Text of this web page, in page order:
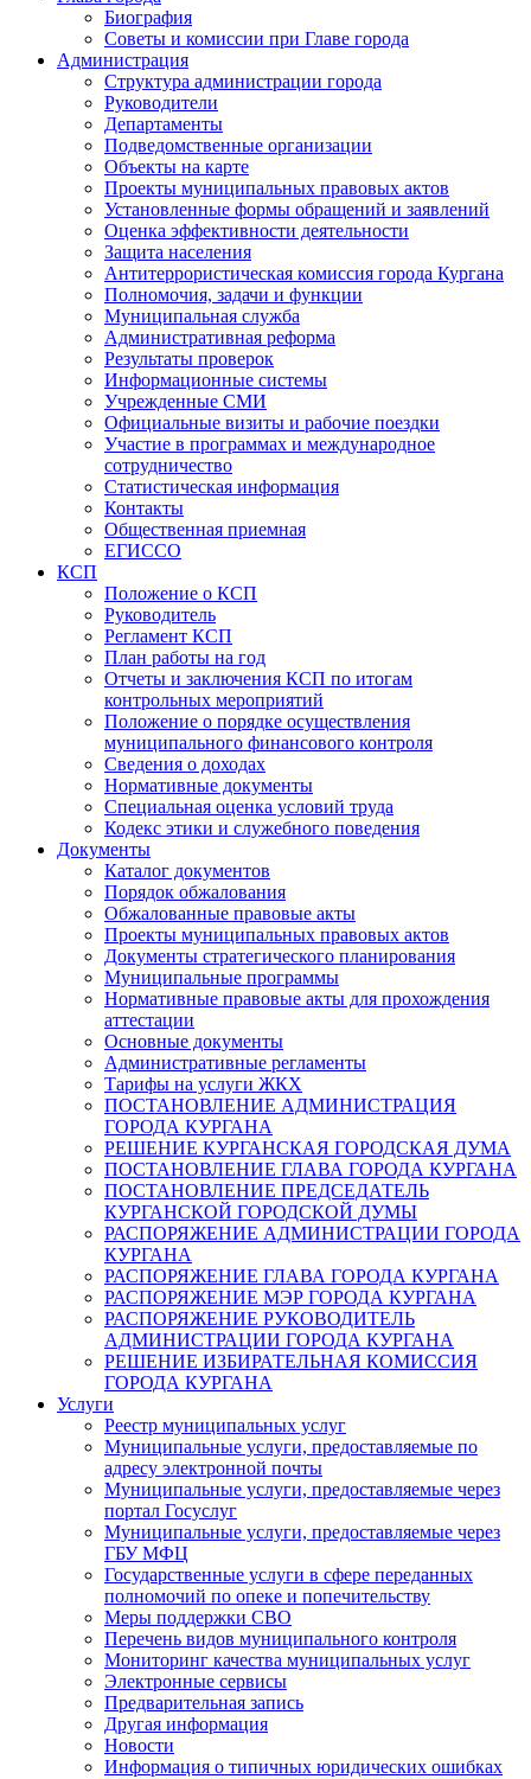
Биография
Советы и комиссии при Главе города
Администрация
Структура администрации города
Руководители
Департаменты
Подведомственные организации
Объекты на карте
Проекты муниципальных правовых актов
Установленные формы обращений и заявлений
Оценка эффективности деятельности
Защита населения
Антитеррористическая комиссия города Кургана
Полномочия, задачи и функции
Муниципальная служба
Административная реформа
Результаты проверок
Информационные системы
Учрежденные СМИ
Официальные визиты и рабочие поездки
Участие в программах и международное
сотрудничество
Статистическая информация
Контакты
Общественная приемная
ЕГИССО
КСП
Положение о КСП
Руководитель
Регламент КСП
План работы на год
Отчеты и заключения КСП по итогам
контрольных мероприятий
Положение о порядке осуществления
муниципального финансового контроля
Сведения о доходах
Нормативные документы
Специальная оценка условий труда
Кодекс этики и служебного поведения
Документы
Каталог документов
Порядок обжалования
Обжалованные правовые акты
Проекты муниципальных правовых актов
Документы стратегического планирования
Муниципальные программы
Нормативные правовые акты для прохождения
аттестации
Основные документы
Административные регламенты
Тарифы на услуги ЖКХ
ПОСТАНОВЛЕНИЕ АДМИНИСТРАЦИЯ
ГОРОДА КУРГАНА
РЕШЕНИЕ КУРГАНСКАЯ ГОРОДСКАЯ ДУМА
ПОСТАНОВЛЕНИЕ ГЛАВА ГОРОДА КУРГАНА
ПОСТАНОВЛЕНИЕ ПРЕДСЕДАТЕЛЬ
КУРГАНСКОЙ ГОРОДСКОЙ ДУМЫ
РАСПОРЯЖЕНИЕ АДМИНИСТРАЦИИ ГОРОДА
КУРГАНА
РАСПОРЯЖЕНИЕ ГЛАВА ГОРОДА КУРГАНА
РАСПОРЯЖЕНИЕ МЭР ГОРОДА КУРГАНА
РАСПОРЯЖЕНИЕ РУКОВОДИТЕЛЬ
АДМИНИСТРАЦИИ ГОРОДА КУРГАНА
РЕШЕНИЕ ИЗБИРАТЕЛЬНАЯ КОМИССИЯ
ГОРОДА КУРГАНА
Услуги
Реестр муниципальных услуг
Муниципальные услуги, предоставляемые по
адресу электронной почты
Муниципальные услуги, предоставляемые через
портал Госуслуг
Муниципальные услуги, предоставляемые через
ГБУ МФЦ
Государственные услуги в сфере переданных
полномочий по опеке и попечительству
Меры поддержки СВО
Перечень видов муниципального контроля
Мониторинг качества муниципальных услуг
Электронные сервисы
Предварительная запись
Другая информация
Новости
Информация о типичных юридических ошибках